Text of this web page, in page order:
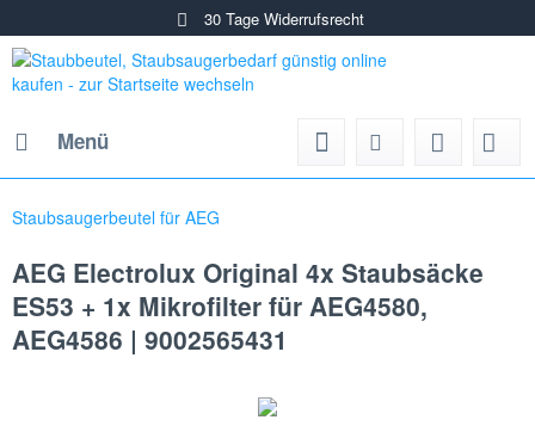
30 Tage Widerrufsrecht
Menü
Staubsaugerbeutel für AEG
AEG Electrolux Original 4x Staubsäcke
ES53 + 1x Mikrofilter für AEG4580,
AEG4586 | 9002565431